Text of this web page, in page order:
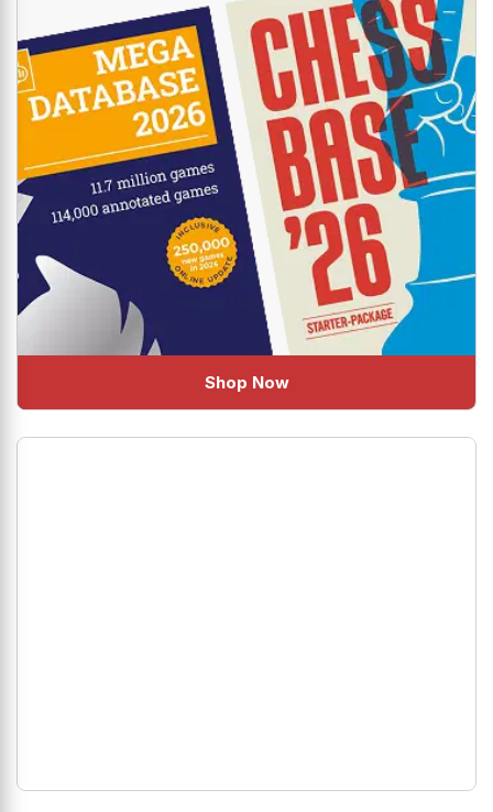
Shop Now